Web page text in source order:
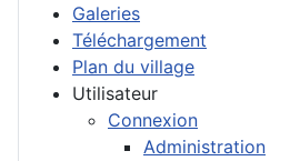
Galeries
Téléchargement
Plan du village
Utilisateur
Connexion
Administration